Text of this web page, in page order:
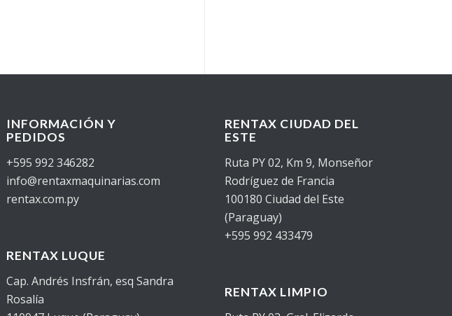
INFORMACIÓN Y
PEDIDOS
+595 992 346282
info@rentaxmaquinarias.com
rentax.com.py
RENTAX LUQUE
Cap. Andrés Insfrán, esq Sandra
Rosalía
RENTAX CIUDAD DEL
ESTE
Ruta PY 02, Km 9, Monseñor
Rodríguez de Francia
100180 Ciudad del Este
(Paraguay)
+595 992 433479
RENTAX LIMPIO